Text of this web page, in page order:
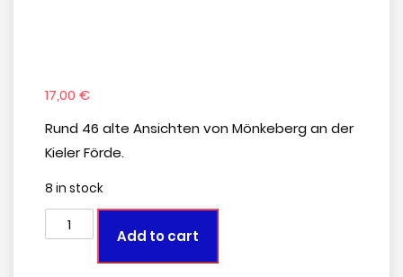
17,00 €
Rund 46 alte Ansichten von Mönkeberg an der
Kieler Förde.
8 in stock
Add to cart